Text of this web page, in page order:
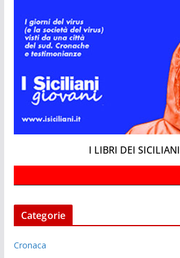
I LIBRI DEI SICILIANI
Categorie
Cronaca